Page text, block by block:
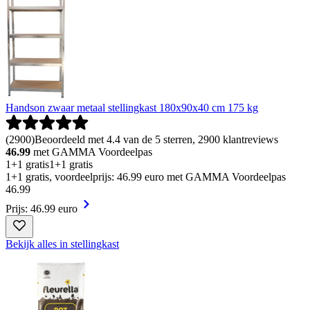
Handson zwaar metaal stellingkast 180x90x40 cm 175 kg
(2900)Beoordeeld met 4.4 van de 5 sterren, 2900 klantreviews
46.99 met GAMMA Voordeelpas
1+1 gratis1+1 gratis
1+1 gratis, voordeelprijs: 46.99 euro met GAMMA Voordeelpas
46.99
Prijs: 46.99 euro
Bekijk alles in stellingkast